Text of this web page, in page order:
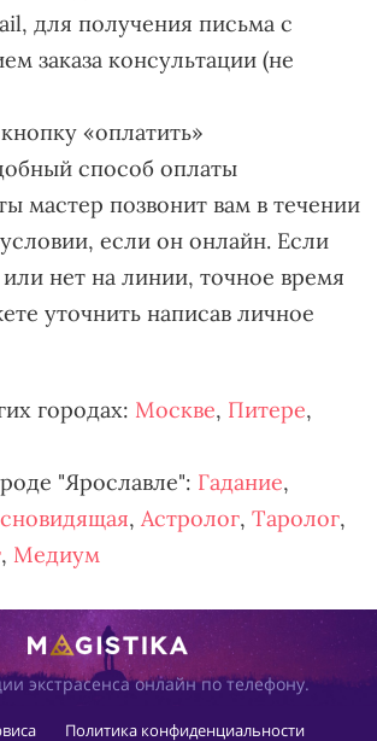
для получения письма с
заказа консультации (не
«оплатить»
способ оплаты
мастер позвонит вам в течении
если он онлайн. Если
или нет на линии, точное время
уточнить написав личное
городах: Москве, Питере,
"Ярославле": Гадание,
, Астролог, Таролог,
, Медиум
экстрасенса онлайн по телефону.
Политика конфиденциальности